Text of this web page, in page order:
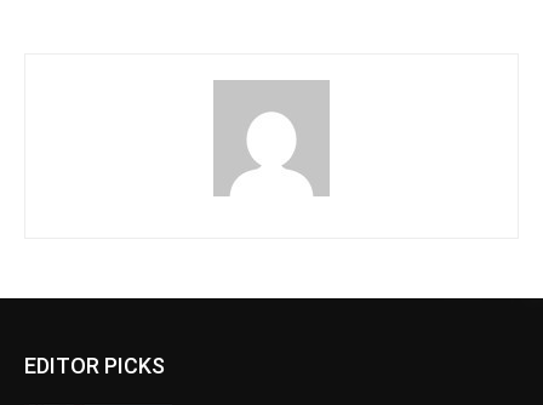
EDITOR PICKS